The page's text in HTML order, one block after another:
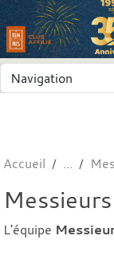
Accueil
L'équipe
Panneau de